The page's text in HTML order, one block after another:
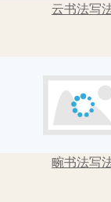
云书法写
畹书法写